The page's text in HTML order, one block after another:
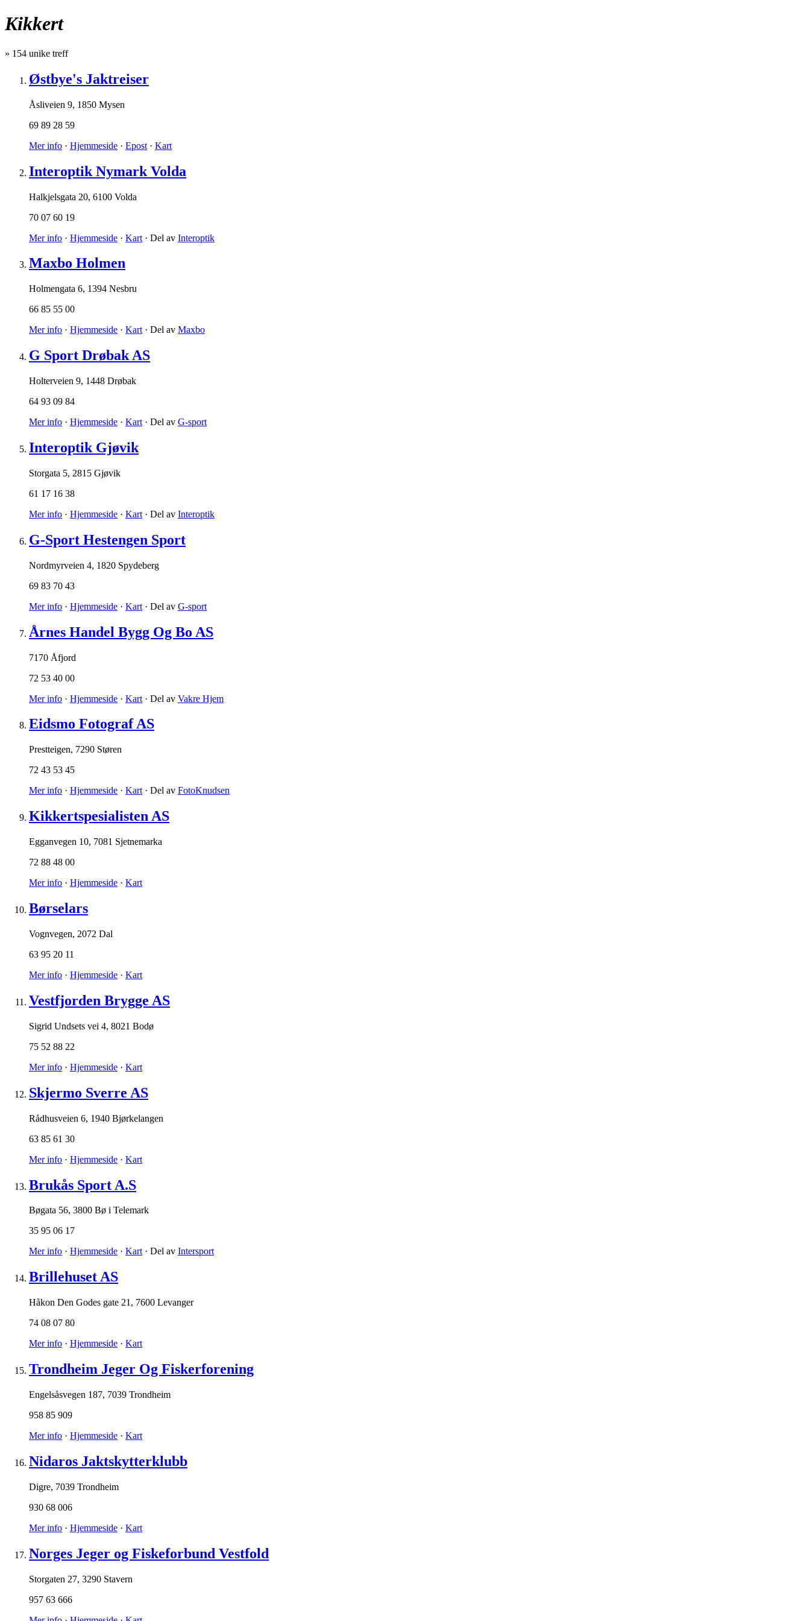
Kikkert
» 154 unike treff
Østbye's Jaktreiser
Åsliveien 9, 1850 Mysen
69 89 28 59
Mer info · Hjemmeside · Epost · Kart
Interoptik Nymark Volda
Halkjelsgata 20, 6100 Volda
70 07 60 19
Mer info · Hjemmeside · Kart · Del av Interoptik
Maxbo Holmen
Holmengata 6, 1394 Nesbru
66 85 55 00
Mer info · Hjemmeside · Kart · Del av Maxbo
G Sport Drøbak AS
Holterveien 9, 1448 Drøbak
64 93 09 84
Mer info · Hjemmeside · Kart · Del av G-sport
Interoptik Gjøvik
Storgata 5, 2815 Gjøvik
61 17 16 38
Mer info · Hjemmeside · Kart · Del av Interoptik
G-Sport Hestengen Sport
Nordmyrveien 4, 1820 Spydeberg
69 83 70 43
Mer info · Hjemmeside · Kart · Del av G-sport
Årnes Handel Bygg Og Bo AS
7170 Åfjord
72 53 40 00
Mer info · Hjemmeside · Kart · Del av Vakre Hjem
Eidsmo Fotograf AS
Prestteigen, 7290 Støren
72 43 53 45
Mer info · Hjemmeside · Kart · Del av FotoKnudsen
Kikkertspesialisten AS
Egganvegen 10, 7081 Sjetnemarka
72 88 48 00
Mer info · Hjemmeside · Kart
Børselars
Vognvegen, 2072 Dal
63 95 20 11
Mer info · Hjemmeside · Kart
Vestfjorden Brygge AS
Sigrid Undsets vei 4, 8021 Bodø
75 52 88 22
Mer info · Hjemmeside · Kart
Skjermo Sverre AS
Rådhusveien 6, 1940 Bjørkelangen
63 85 61 30
Mer info · Hjemmeside · Kart
Brukås Sport A.S
Bøgata 56, 3800 Bø i Telemark
35 95 06 17
Mer info · Hjemmeside · Kart· Del av Intersport
Brillehuset AS
Håkon Den Godes gate 21 , 7600 Levanger
74 08 07 80
Mer info · Hjemmeside · Kart
Trondheim Jeger Og Fiskerforening
Engelsåsvegen 187, 7039 Trondheim
958 85 909
Mer info · Hjemmeside · Kart
Nidaros Jaktskytterklubb
Digre, 7039 Trondheim
930 68 006
Mer info · Hjemmeside · Kart
Norges Jeger og Fiskeforbund Vestfold
Storgaten 27, 3290 Stavern
957 63 666